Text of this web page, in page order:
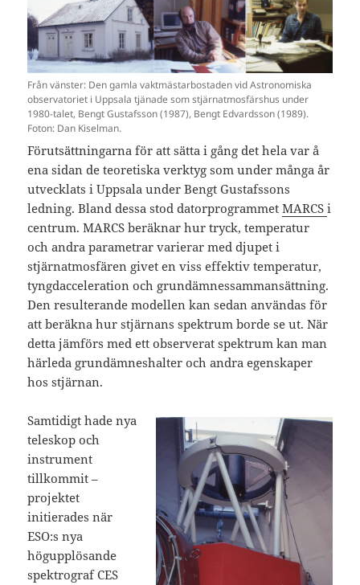
Från vänster: Den gamla vaktmästarbostaden vid Astronomiska
observatoriet i Uppsala tjänade som stjärnatmosfärshus under
1980-talet, Bengt Gustafsson (1987), Bengt Edvardsson (1989).
Foton: Dan Kiselman.
Förutsättningarna för att sätta i gång det hela var å
ena sidan de teoretiska verktyg som under många år
utvecklats i Uppsala under Bengt Gustafssons
ledning. Bland dessa stod datorprogrammetMARCSi
centrum. MARCS beräknar hur tryck, temperatur
och andra parametrar varierar med djupet i
stjärnatmosfären givet en viss effektiv temperatur,
tyngdacceleration och grundämnessammansättning.
Den resulterande modellen kan sedan användas för
att beräkna hur stjärnans spektrum borde se ut. När
detta jämförs med ett observerat spektrum kan man
härleda grundämneshalter och andra egenskaper
hos stjärnan.
Samtidigt hade nya
teleskop och
instrument
tillkommit –
projektet
initierades när
ESO:s nya
högupplösande
spektrograf CES